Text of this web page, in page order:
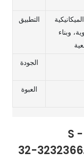
التطبيق
وبناء
الجودة
العبوة